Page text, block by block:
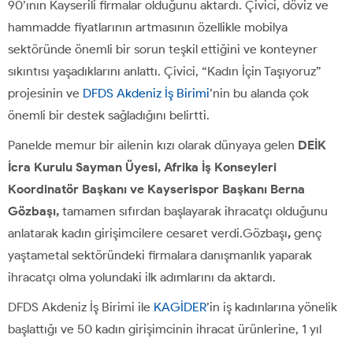
90’ının Kayserili firmalar olduğunu aktardı. Çivici, döviz ve
hammadde fiyatlarının artmasının özellikle mobilya
sektöründe önemli bir sorun teşkil ettiğini ve konteyner
sıkıntısı yaşadıklarını anlattı. Çivici, “Kadın İçin Taşıyoruz”
projesinin ve DFDS Akdeniz İş Birimi’nin bu alanda çok
önemli bir destek sağladığını belirtti.
Panelde memur bir ailenin kızı olarak dünyaya gelen DEİK
İcra Kurulu Sayman Üyesi, Afrika İş Konseyleri
Koordinatör Başkanı ve Kayserispor Başkanı Berna
Gözbaşı, tamamen sıfırdan başlayarak ihracatçı olduğunu
anlatarak kadın girişimcilere cesaret verdi.Gözbaşı, genç
yaştametal sektöründeki firmalara danışmanlık yaparak
ihracatçı olma yolundaki ilk adımlarını da aktardı.
DFDS Akdeniz İş Birimi ile KAGİDER’in iş kadınlarına yönelik
başlattığı ve 50 kadın girişimcinin ihracat ürünlerine, 1 yıl